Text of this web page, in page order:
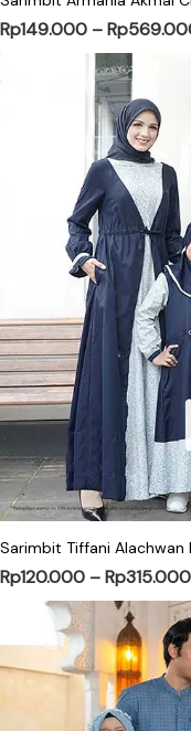
Rp149.000 –Rp
Sarimbit Tiffani Alachwan
Rp120.000 –Rp315.000